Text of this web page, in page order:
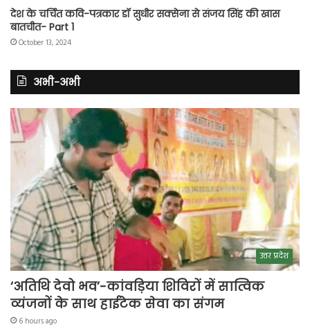
देश के चर्चित कवि-पत्रकार डॉ सुधीर सक्सेना से संजय सिंह की खास
बातचीत- Part 1
October 13, 2024
अभी-अभी
उत्तर प्रदेश
‘अतिथि देवो भव’-कांवड़िया शिविरों में सात्विक
व्यंजनों के साथ हाईटेक सेवा का संगम
6 hours ago